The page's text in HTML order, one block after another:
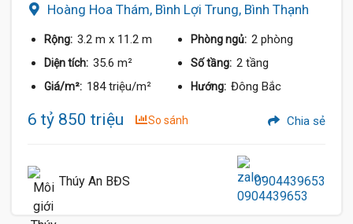
Hoàng Hoa Thám, Bình Lợi Trung, Bình Thạnh
Rộng: 3.2 m x 11.2 m Phòng ngủ: 2 phòng
Diện tích: 35.6 m² Số tầng: 2 tầng
Giá/m²: 184 triệu/m² Hướng: Đông Bắc
6 tỷ 850 triệu So sánh Chia sẻ
Thúy An BĐS 0904439653